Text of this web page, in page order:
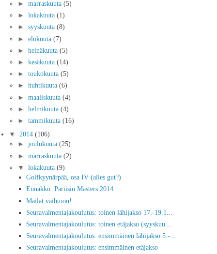
► marraskuuta (5)
► lokakuuta (1)
► syyskuuta (8)
► elokuuta (7)
► heinäkuuta (5)
► kesäkuuta (14)
► toukokuuta (5)
► huhtikuuta (6)
► maaliskuuta (4)
► helmikuuta (4)
► tammikuuta (16)
▼ 2014 (106)
► joulukuuta (25)
► marraskuuta (2)
▼ lokakuuta (9)
Golfkyynärpää, osa IV (alles gut?)
Ennakko: Pariisin Masters 2014
Mailat vaihtoon!
Seuravalmentajakoulutus: toinen lähijakso 17.-19.1...
Seuravalmentajakoulutus: toinen etäjakso (syyskuu ...
Seuravalmentajakoulutus: ensimmäinen lähijakso 5.-...
Seuravalmentajakoulutus: ensimmäinen etäjakso